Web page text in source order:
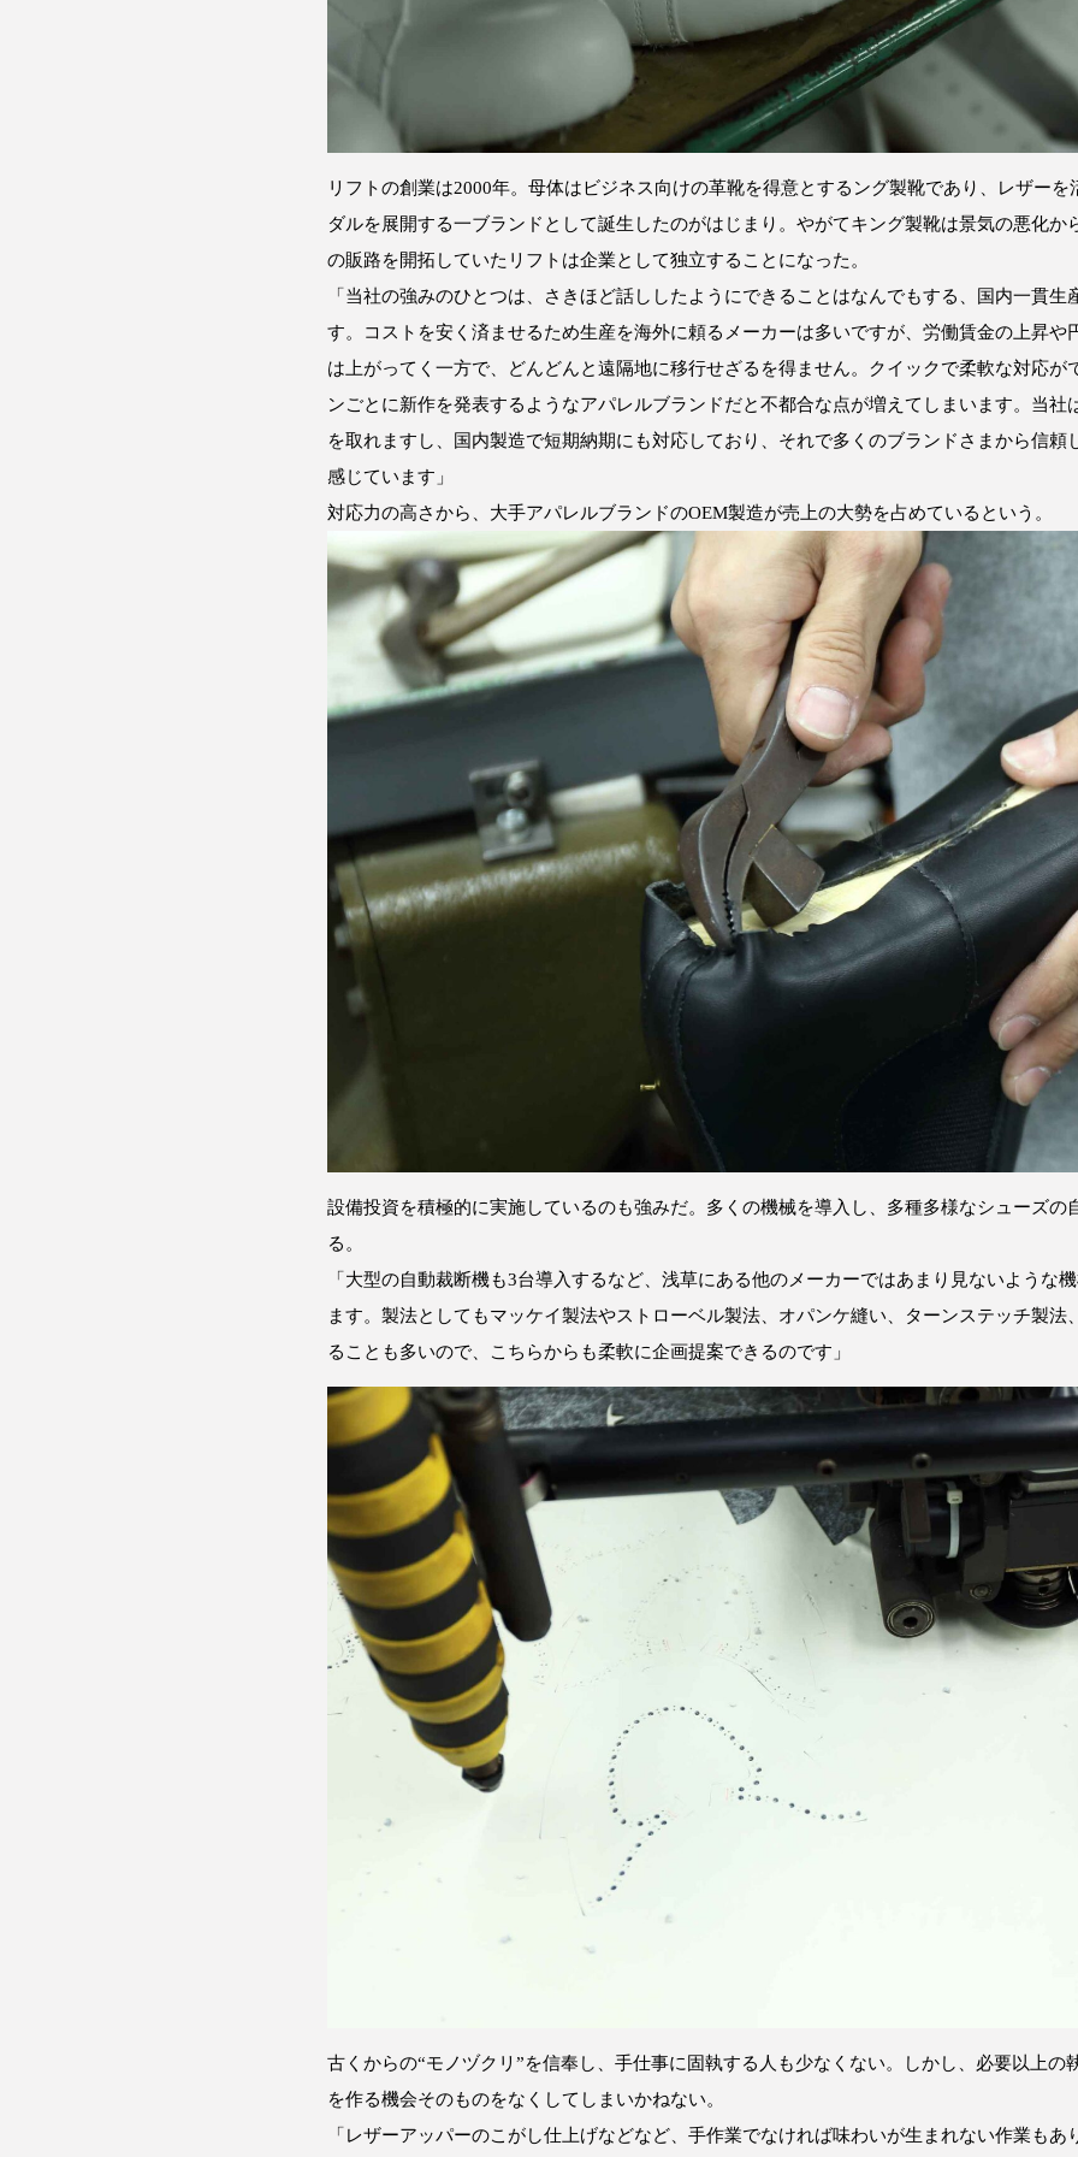
リフトの創業は2000年。母体はビジネス向けの革靴を得意とするング製靴であり、レザー
ダルを展開する一ブランドとして誕生したのがはじまり。やがてキング製靴は景気の悪化か
の販路を開拓していたリフトは企業として独立することになった。
「当社の強みのひとつは、さきほど話ししたようにできることはなんでもする、国内一貫生
す。コストを安く済ませるため生産を海外に頼るメーカーは多いですが、労働賃金の上昇や
は上がってく一方で、どんどんと遠隔地に移行せざるを得ません。クイックで柔軟な対応が
ンごとに新作を発表するようなアパレルブランドだと不都合な点が増えてしまいます。当社
を取れますし、国内製造で短期納期にも対応しており、それで多くのブランドさまから信頼
感じています」
対応力の高さから、大手アパレルブランドのOEM製造が売上の大勢を占めているという。
設備投資を積極的に実施しているのも強みだ。多くの機械を導入し、多種多様なシューズの
る。
「大型の自動裁断機も3台導入するなど、浅草にある他のメーカーではあまり見ないような
ます。製法としてもマッケイ製法やストローベル製法、オパンケ縫い、ターンステッチ製法
ることも多いので、こちらからも柔軟に企画提案できるのです」
古くからの“モノヅクリ”を信奉し、手仕事に固執する人も少なくない。しかし、必要以上の
を作る機会そのものをなくしてしまいかねない。
「レザーアッパーのこがし仕上げなどなど、手作業でなければ味わいが生まれない作業もあ